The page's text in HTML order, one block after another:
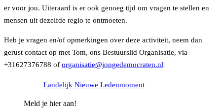
er voor jou. Uiteraard is er ook genoeg tijd om vragen te stellen en
mensen uit dezelfde regio te ontmoeten.
Heb je vragen en/of opmerkingen over deze activiteit, neem dan
gerust contact op met Tom, ons Bestuurslid Organisatie, via
+31627376788 of organisatie@jongedemocraten.nl
Landelijk Nieuwe Ledenmoment
Meld je hier aan!